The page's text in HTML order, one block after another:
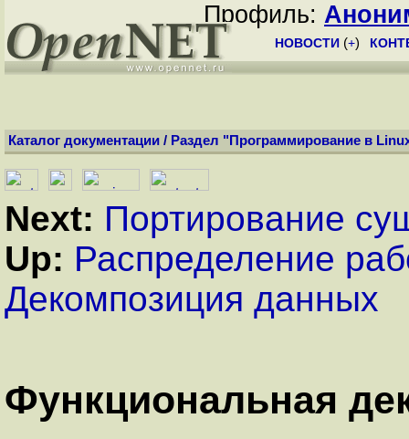
Профиль:
НОВОСТИ (+)
Каталог документации / Раздел "Программирование в
Next: Портирование
Up: Распределение
Декомпозиция данных
Функциональная